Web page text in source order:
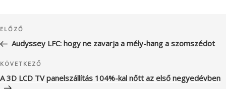
navigáció
Korábbi
bejegyzés
ELŐZŐ
Audyssey LFC: hogy ne zavarja a mély-hang a szomszédot
Következő
bejegyzés
KÖVETKEZŐ
A 3D LCD TV panelszállítás 104%-kal nőtt az első negyedévben